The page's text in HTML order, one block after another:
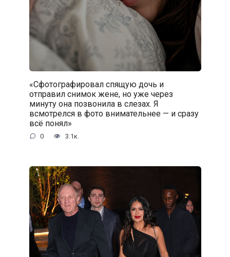
«Сфотографировал спящую дочь и
отправил снимок жене, но уже через
минуту она позвонила в слезах. Я
всмотрелся в фото внимательнее — и сразу
всё понял»
0 3.1к.